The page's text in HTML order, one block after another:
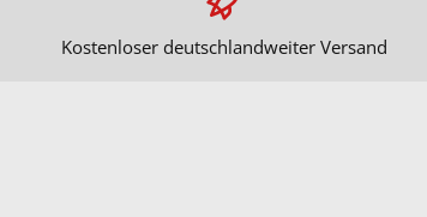
Kostenloser deutschlandweiter Versand